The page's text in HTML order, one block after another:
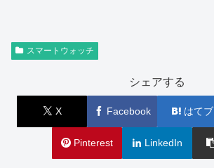
スマートウォッチ
シェアする
X Facebook はてブ
Pinterest LinkedIn